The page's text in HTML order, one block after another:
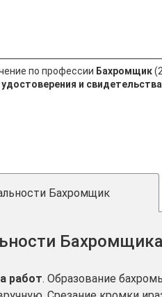
по профессии Бахромщик
удостоверения и свидетельства
Бахромщик
Бахромщика
работ. Образование